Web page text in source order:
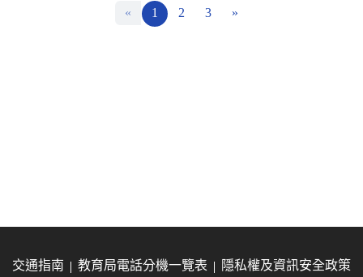
« 1 2 3 »
交通指南 教育局電話分機一覽表
隱私權及資訊安全政策